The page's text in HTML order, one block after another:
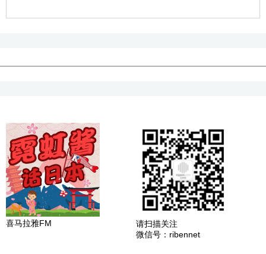
喜马拉雅FM
请扫描关注
微信号：ribennet